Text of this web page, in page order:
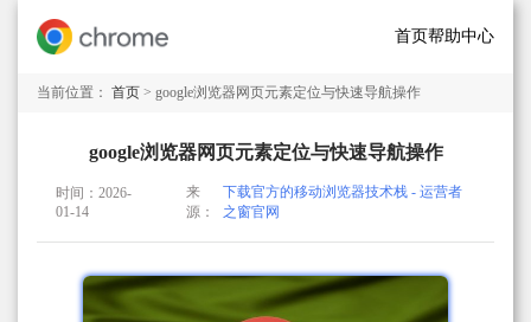
首页帮助中心
当前位置： 首页 > google浏览器网页元素定位与快速导航操作
google浏览器网页元素定位与快速导航操作
时间：2026-
01-14
来
源：
下载官方的移动浏览器技术栈 - 运营者
之窗官网